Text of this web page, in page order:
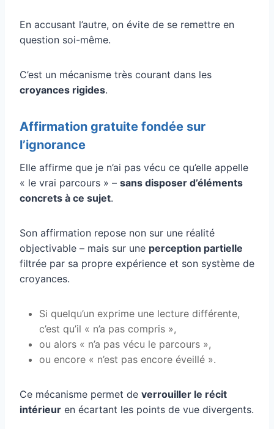
En accusant l’autre, on évite de se remettre en
question soi-même.
C’est un mécanisme très courant dans les
croyances rigides.
Affirmation gratuite fondée sur
l’ignorance
Elle affirme que je n’ai pas vécu ce qu’elle appelle
« le vrai parcours » – sans disposer d’éléments
concrets à ce sujet.
Son affirmation repose non sur une réalité
objectivable – mais sur une perception partielle
filtrée par sa propre expérience et son système de
croyances.
Si quelqu’un exprime une lecture différente,
c’est qu’il « n’a pas compris »,
ou alors « n’a pas vécu le parcours »,
ou encore « n’est pas encore éveillé ».
Ce mécanisme permet de verrouiller le récit
intérieur en écartant les points de vue divergents.